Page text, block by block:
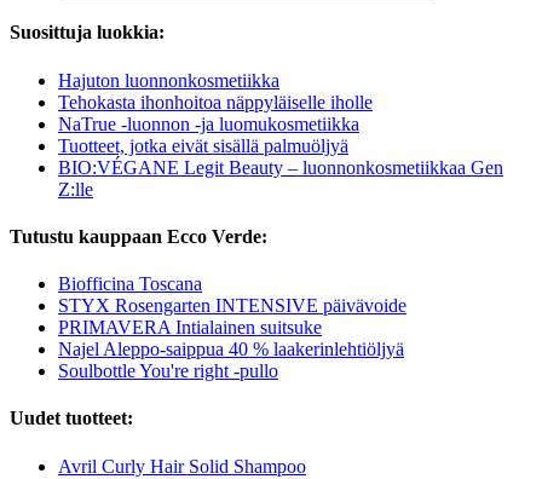
Suosittuja luokkia:
Hajuton luonnonkosmetiikka
Tehokasta ihonhoitoa näppyläiselle iholle
NaTrue -luonnon -ja luomukosmetiikka
Tuotteet, jotka eivät sisällä palmuöljyä
BIO:VÉGANE Legit Beauty – luonnonkosmetiikkaa Gen
Z:lle
Tutustu kauppaan Ecco Verde:
Biofficina Toscana
STYX Rosengarten INTENSIVE päivävoide
PRIMAVERA Intialainen suitsuke
Najel Aleppo-saippua 40 % laakerinlehtiöljyä
Soulbottle You're right -pullo
Uudet tuotteet:
Avril Curly Hair Solid Shampoo